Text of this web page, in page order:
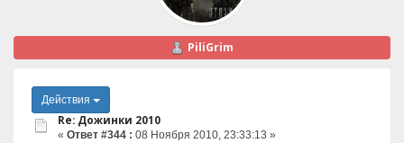
PiliGrim
Действия
Re: Дожинки 2010
« Ответ #344 : 08 Ноября 2010, 23:33:13 »